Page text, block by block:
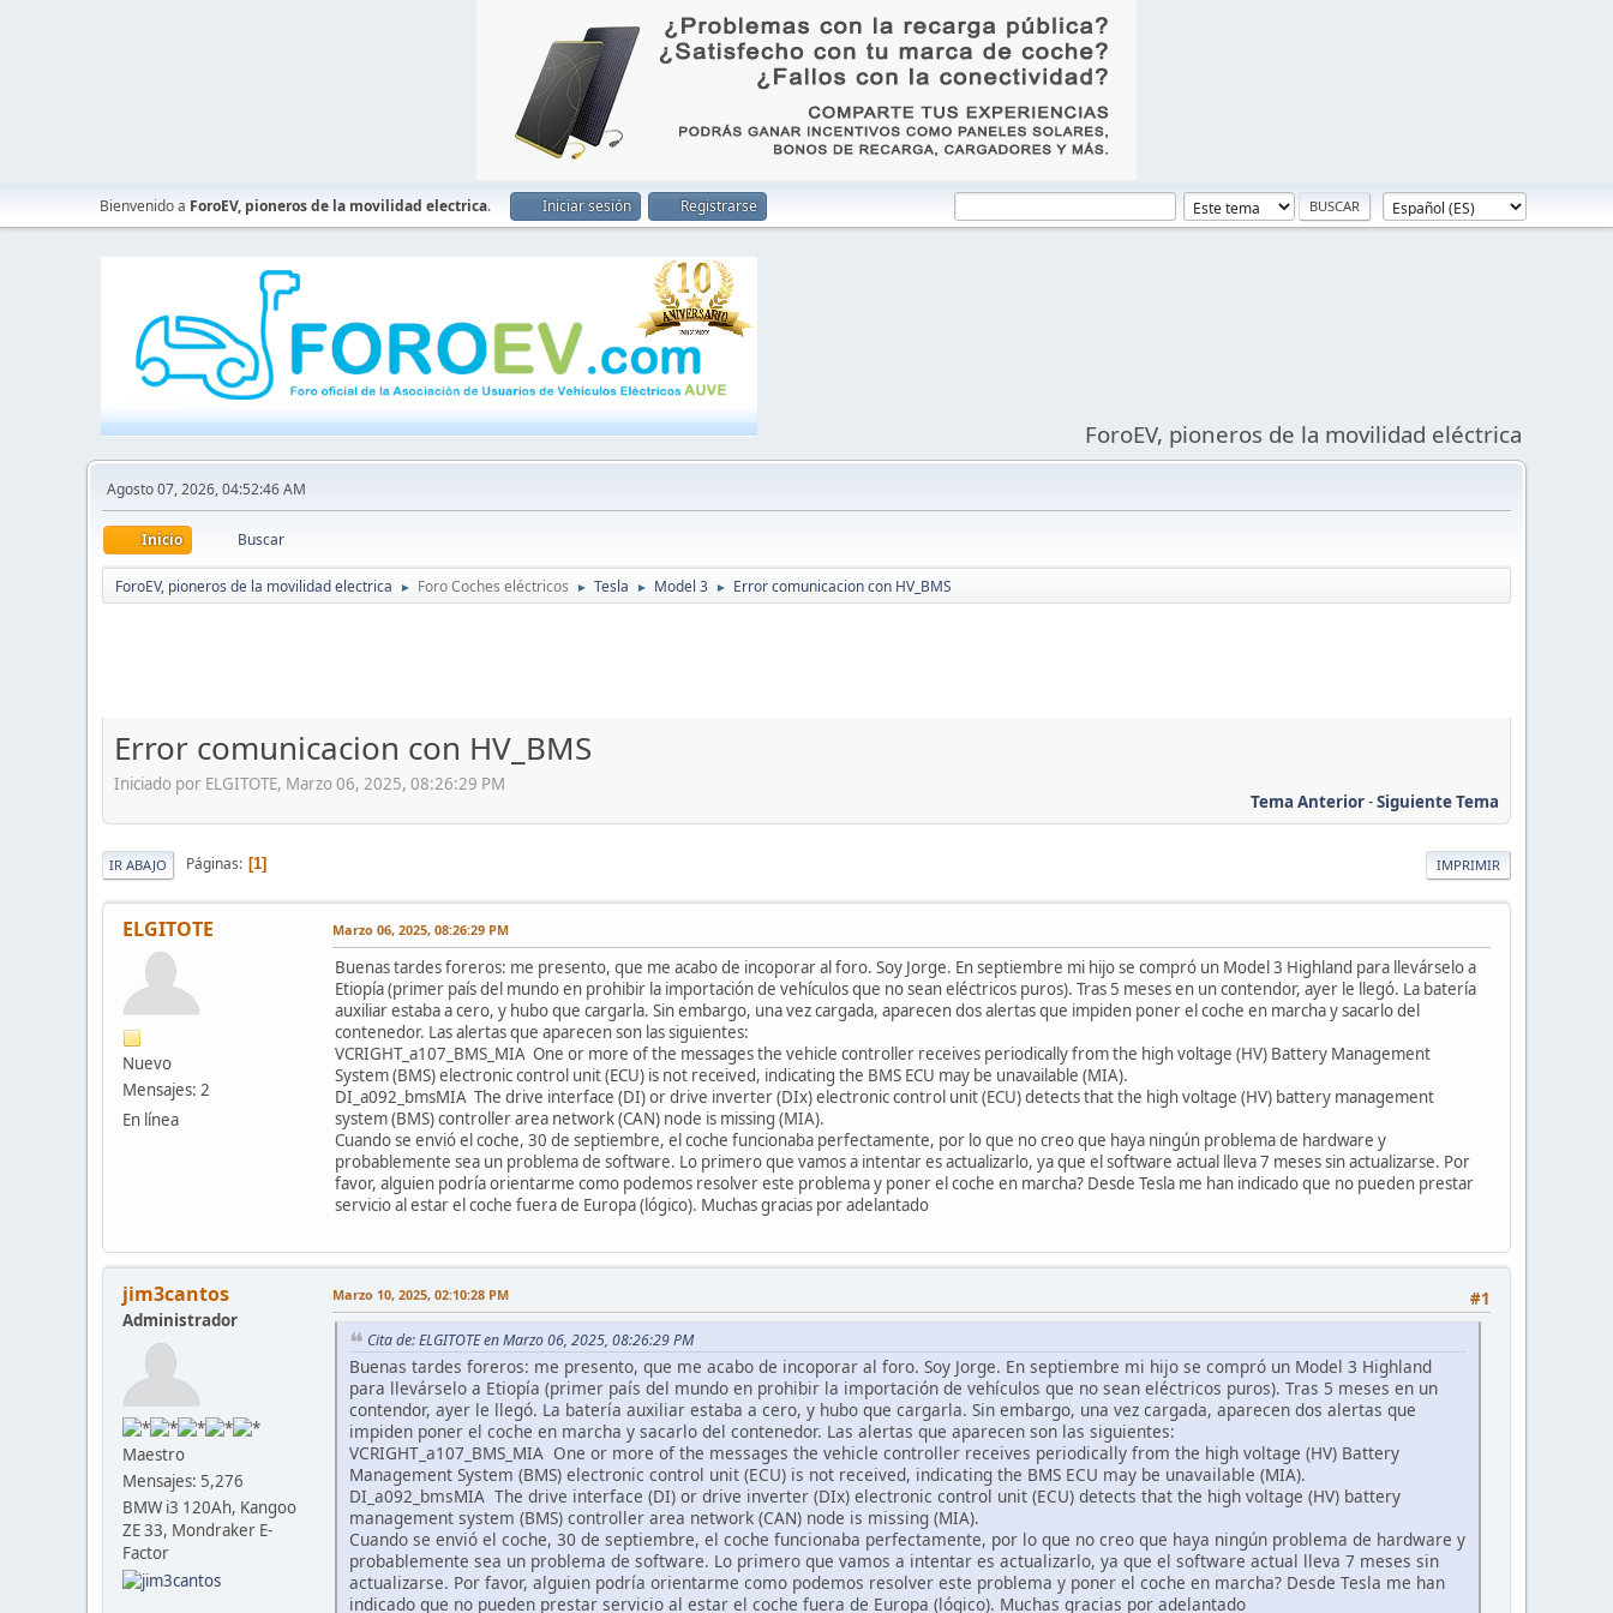
Bienvenido a ForoEV, pioneros de la movilidad electrica. Iniciar sesión Registrarse
ForoEV, pioneros de la movilidad eléctrica
Agosto 07, 2026, 04:52:46 AM
Inicio Buscar
ForoEV, pioneros de la movilidad electrica ► Foro Coches eléctricos ► Tesla ► Model 3 ► Error comunicacion con HV_BMS
Error comunicacion con HV_BMS
Iniciado por ELGITOTE, Marzo 06, 2025, 08:26:29 PM
Tema Anterior-Siguiente Tema
IMPRIMIR
IR ABAJO Páginas 1
ELGITOTE
Nuevo
Mensajes: 2
En línea
Marzo 06, 2025, 08:26:29 PM
Buenas tardes foreros: me presento, que me acabo de incoporar al foro. Soy Jorge. En septiembre mi hijo se compró un Model 3 Highland para llevárselo a
Etiopía (primer país del mundo en prohibir la importación de vehículos que no sean eléctricos puros). Tras 5 meses en un contendor, ayer le llegó. La batería
auxiliar estaba a cero, y hubo que cargarla. Sin embargo, una vez cargada, aparecen dos alertas que impiden poner el coche en marcha y sacarlo del
contenedor. Las alertas que aparecen son las siguientes:
VCRIGHT_a107_BMS_MIA One or more of the messages the vehicle controller receives periodically from the high voltage (HV) Battery Management
System (BMS) electronic control unit (ECU) is not received, indicating the BMS ECU may be unavailable (MIA).
DI_a092_bmsMIA The drive interface (DI) or drive inverter (DIx) electronic control unit (ECU) detects that the high voltage (HV) battery management
system (BMS) controller area network (CAN) node is missing (MIA).
Cuando se envió el coche, 30 de septiembre, el coche funcionaba perfectamente, por lo que no creo que haya ningún problema de hardware y
probablemente sea un problema de software. Lo primero que vamos a intentar es actualizarlo, ya que el software actual lleva 7 meses sin actualizarse. Por
favor, alguien podría orientarme como podemos resolver este problema y poner el coche en marcha? Desde Tesla me han indicado que no pueden prestar
servicio al estar el coche fuera de Europa (lógico). Muchas gracias por adelantado
jim3cantos
Administrador
Maestro
Mensajes: 5,276
BMW i3 120Ah, Kangoo
ZE 33, Mondraker E-
Factor
#1
Marzo 10, 2025, 02:10:28 PM
Cita de: ELGITOTE en Marzo 06, 2025, 08:26:29 PM
Buenas tardes foreros: me presento, que me acabo de incoporar al foro. Soy Jorge. En septiembre mi hijo se compró un Model 3 Highland
para llevárselo a Etiopía (primer país del mundo en prohibir la importación de vehículos que no sean eléctricos puros). Tras 5 meses en un
contendor, ayer le llegó. La batería auxiliar estaba a cero, y hubo que cargarla. Sin embargo, una vez cargada, aparecen dos alertas que
impiden poner el coche en marcha y sacarlo del contenedor. Las alertas que aparecen son las siguientes:
VCRIGHT_a107_BMS_MIA One or more of the messages the vehicle controller receives periodically from the high voltage (HV) Battery
Management System (BMS) electronic control unit (ECU) is not received, indicating the BMS ECU may be unavailable (MIA).
DI_a092_bmsMIA The drive interface (DI) or drive inverter (DIx) electronic control unit (ECU) detects that the high voltage (HV) battery
management system (BMS) controller area network (CAN) node is missing (MIA).
Cuando se envió el coche, 30 de septiembre, el coche funcionaba perfectamente, por lo que no creo que haya ningún problema de hardware y
probablemente sea un problema de software. Lo primero que vamos a intentar es actualizarlo, ya que el software actual lleva 7 meses sin
actualizarse. Por favor, alguien podría orientarme como podemos resolver este problema y poner el coche en marcha? Desde Tesla me han
indicado que no pueden prestar servicio al estar el coche fuera de Europa (lógico). Muchas gracias por adelantado